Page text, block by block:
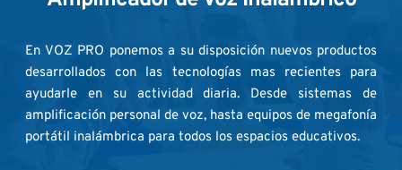
En VOZ PRO ponemos a su disposición nuevos productos
desarrollados con las tecnologías mas recientes para
ayudarle en su actividad diaria. Desde sistemas de
amplificación personal de voz, hasta equipos de megafonía
portátil inalámbrica para todos los espacios educativos.